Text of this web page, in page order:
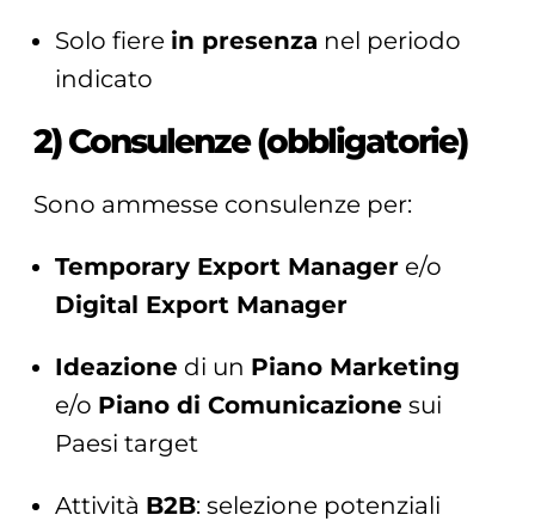
Solo fiere in presenza nel periodo
indicato
2) Consulenze (obbligatorie)
Sono ammesse consulenze per:
Temporary Export Managere/o
Digital Export Manager
Ideazione di un Piano Marketing
e/o Piano di Comunicazione sui
Paesi target
Attività B2B: selezione potenziali